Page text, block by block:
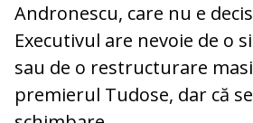
Andronescu, care nu e
Executivul are nevoie de o
sau de o restructurare
premierul Tudose, dar că